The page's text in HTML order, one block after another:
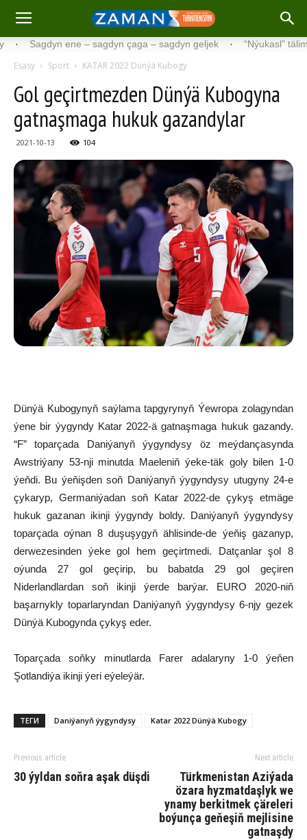
ene – sagdyn çaga – sagdyn geljek · “Nýukasl” tälimçisini
Esasy Sport KATAR 2022 Dünýä Kubogy
Gol geçirtmezden Dünýä Kubogyna
gatnaşmaga hukuk gazandylar
2021-10-13 104
Dünýä Kubogynyň saýlama tapgyrynyň Ýewropa zolagyndan
ýene bir ýygyndy Katar 2022-ä gatnaşmaga hukuk gazandy.
“F” toparçada Daniýanyň ýygyndysy öz meýdançasynda
Awstriýany 53-nji minutda Maeleniň ýeke-täk goly bilen 1-0
ýeňdi. Bu ýeňişden soň Daniýanyň ýygyndysy utugyny 24-e
çykaryp, Germaniýadan soň Katar 2022-de çykyş etmäge
hukuk gazanan ikinji ýygyndy boldy. Daniýanyň ýygyndysy
toparçada oýnan 8 duşuşygyň ählisinde-de ýeňiş gazanyp,
derwezesinden ýeke gol hem geçirtmedi. Datçanlar şol 8
oýunda 27 gol geçirip, bu babatda 29 gol geçiren
Niderlandlardan soň ikinji ýerde barýar. EURO 2020-niň
başarnykly toparlaryndan Daniýanyň ýygyndysy 6-njy gezek
Dünýä Kubogynda çykyş eder.
Toparçada soňky minutlarda Farer adalaryny 1-0 ýeňen
Şotlandiýa ikinji ýeri eýeleýär.
ТЕГИ Daniýanyň ýygyndysy Katar 2022 Dünýä Kubogy
Previous article
30 ýyldan soňra aşak düşdi
Next article
Türkmenistan Aziýada
özara hyzmatdaşlyk we
ynamy berkitmek çäreleri
boýunça geňeşiň mejlisine
gatnaşdy